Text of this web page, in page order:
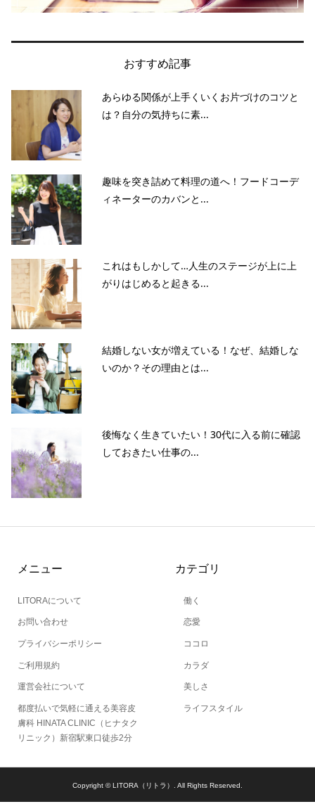
おすすめ記事
あらゆる関係が上手くいくお片づけのコツと
は？自分の気持ちに素...
趣味を突き詰めて料理の道へ！フードコーデ
ィネーターのカバンと...
これはもしかして…人生のステージが上に上
がりはじめると起きる...
結婚しない女が増えている！なぜ、結婚しな
いのか？その理由とは...
後悔なく生きていたい！30代に入る前に確認
しておきたい仕事の...
メニュー
LITORAについて
お問い合わせ
プライバシーポリシー
ご利用規約
運営会社について
都度払いで気軽に通える美容皮
膚科 HINATA CLINIC（ヒナタク
リニック）新宿駅東口徒歩2分
カテゴリ
働く
恋愛
ココロ
カラダ
美しさ
ライフスタイル
Copyright ©LITORA（リトラ）. All Rights Reserved.